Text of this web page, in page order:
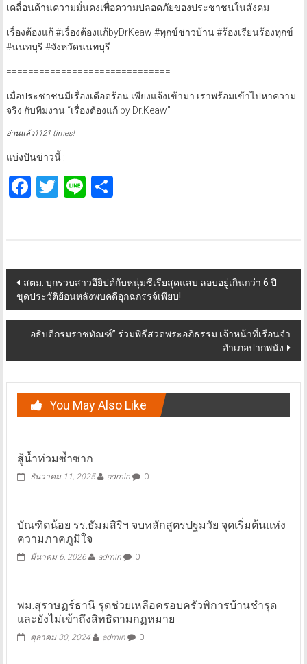
เคลื่อนด้านความมั่นคงเพื่อความปลอดภัยของประชาชนในสังคม
เรื่องต้องแก้ #เรื่องต้องแก้byDrKeaw #ทุกข์ชาวบ้าน #ร้องเรียนร้องทุกข์
#นนทบุรี #จังหวัดนนทบุรี
==============================
เมื่อประชาชนมีเรื่องเดือดร้อน เพียงแจ้งเข้ามา เราพร้อมเข้าไปหาความ
จริง กับทีมงาน “เรื่องต้องแก้ by Dr.Keaw”
อ่านแล้ว1121 times!
แบ่งปันข่าวนี้ :
Facebook
Twitter
LineShare
Post
navigation
สตม. บุกรวบสาวอียิปต์กับหนุ่มซีเรียสุดแสบ ลอบอยู่เกินกว่า 6 ปี
ขุดประวัติย้อนหลังพบคดีอุกฉกรรจ์เพียบ!
อธิบดีกรมราชทัณฑ์” ร่วมพิธีสวดพระอภิธรรม เจ้าหน้าที่เรือนจำ
อำเภอปากพนัง
You May Also Like
สู้น้ำท่วมซ้ำซาก
ธันวาคม 11, 2025 admin 0
บัณฑิตน้อย รร.ธัมมสิริฯ จบหลักสูตรปฐมวัย จุดเริ่มต้นแห่ง
ความภาคภูมิใจ
มีนาคม 6, 2026 admin 0
พม.สุราษฏร์ธานี รุดช่วยเหลือครอบครัวพิการบ้านชำรุด
และยังไม่เข้าถึงสิทธิตามกฏหมาย
ตุลาคม 30, 2024 admin 0